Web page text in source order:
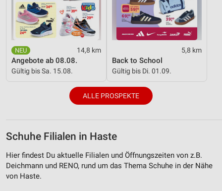
14,8 km
Angebote ab 08.08.
Gültig bis Sa. 15.08.
5,8 km
Back to School
Gültig bis Di. 01.09.
ALLE PROSPEKTE
Schuhe Filialen in Haste
Hier findest Du aktuelle Filialen und Öffnungszeiten von z.B.
Deichmann und RENO, rund um das Thema Schuhe in der Nähe
von Haste.